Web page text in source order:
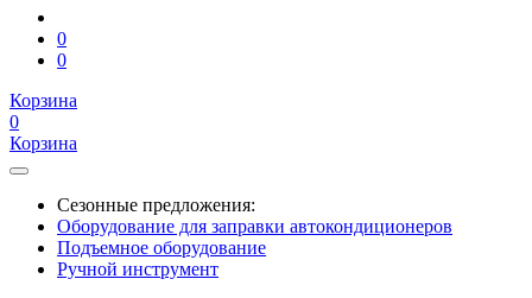
0
0
Корзина
0
Корзина
Сезонные предложения:
Оборудование для заправки автокондиционеров
Подъемное оборудование
Ручной инструмент